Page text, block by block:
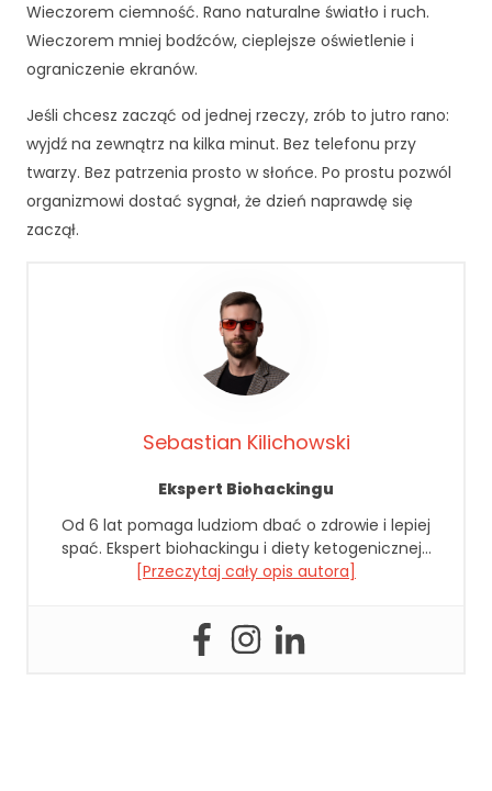
Wieczorem ciemność. Rano naturalne światło i ruch.
Wieczorem mniej bodźców, cieplejsze oświetlenie i
ograniczenie ekranów.
Jeśli chcesz zacząć od jednej rzeczy, zrób to jutro rano:
wyjdź na zewnątrz na kilka minut. Bez telefonu przy
twarzy. Bez patrzenia prosto w słońce. Po prostu pozwól
organizmowi dostać sygnał, że dzień naprawdę się
zaczął.
Sebastian Kilichowski
Ekspert Biohackingu
Od 6 lat pomaga ludziom dbać o zdrowie i lepiej
spać. Ekspert biohackingu i diety ketogenicznej…
[Przeczytaj cały opis autora]
f
e
rt.